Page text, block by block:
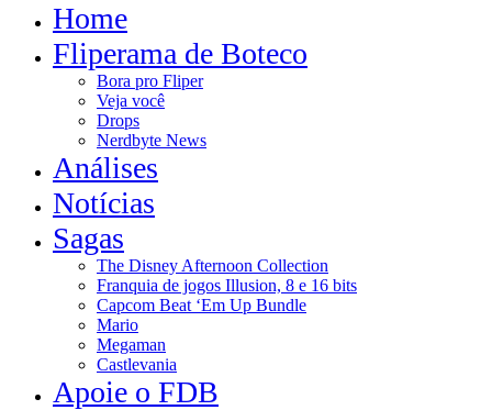
Home
Fliperama de Boteco
Bora pro Fliper
Veja você
Drops
Nerdbyte News
Análises
Notícias
Sagas
The Disney Afternoon Collection
Franquia de jogos Illusion, 8 e 16 bits
Capcom Beat ‘Em Up Bundle
Mario
Megaman
Castlevania
Apoie o FDB